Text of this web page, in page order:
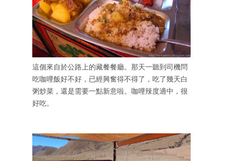
這個來自於公路上的藏餐餐廳。那天一聽到司機問
吃咖哩飯好不好，已經興奮得不得了，吃了幾天白
粥炒菜，還是需要一點新意啦。咖哩辣度適中，很
好吃。